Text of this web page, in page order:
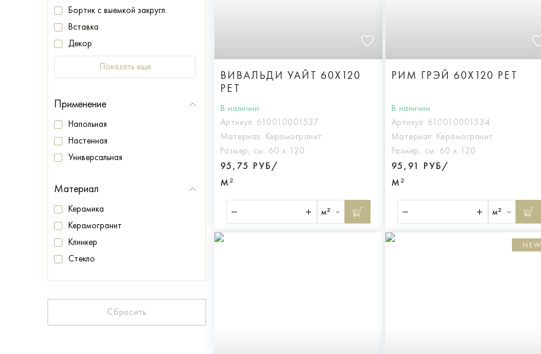
Бортик с выемкой закругл.
Вставка
Декор
Показать еще
Применение
Напольная
Настенная
Универсальная
Материал
Керамика
Керамогранит
Клинкер
Стекло
Сбросить
ВИВАЛЬДИ УАЙТ 60X120
РЕТ
В наличии
Артикул: 610010001537
Материал: Керамогранит
Размер, см: 60 х 120
95,75 РУБ/
М²
м²
РИМ ГРЭЙ 60X120 РЕТ
В наличии
Артикул: 610010001534
Материал: Керамогранит
Размер, см: 60 х 120
95,91 РУБ/
М²
м²
NEW